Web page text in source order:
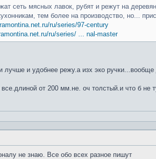
сеть мясных лавок, рубят и режут на
тем более на производство, но...
ru/series/97-century
ru/series/ ... nal-master
и удобнее режу.а изх эко
от 200 мм.не. оч толстый.и что б не
не знаю. Все обо всех разное пишут